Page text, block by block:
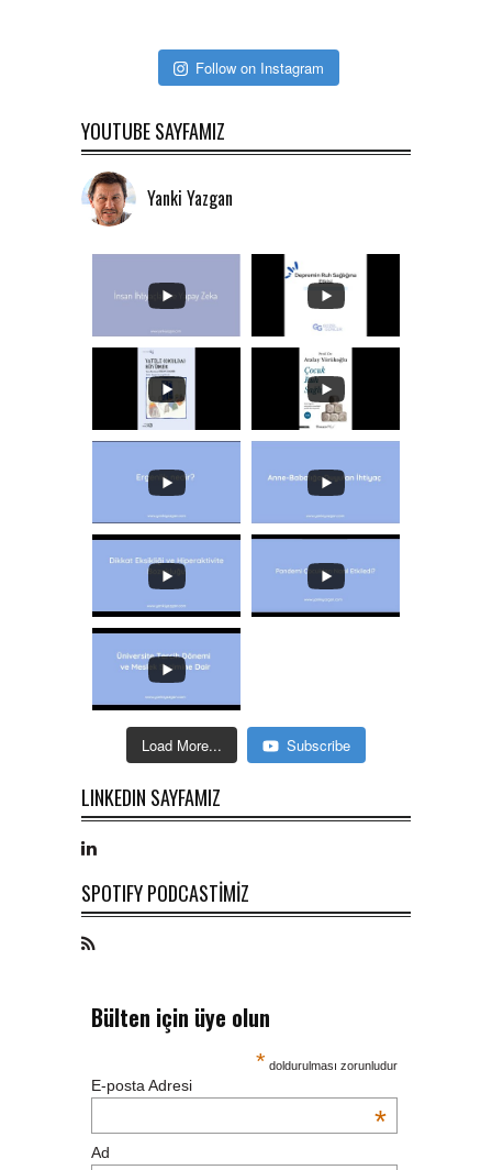
Follow on Instagram
YOUTUBE SAYFAMIZ
Yanki Yazgan
Load More... Subscribe
LINKEDIN SAYFAMIZ
SPOTIFY PODCASTİMİZ
Bülten için üye olun
* doldurulması zorunludur
E-posta Adresi
*
Ad